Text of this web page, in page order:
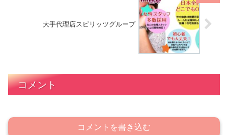
大手代理店スピリッツグループ
コメント
コメントを書き込む